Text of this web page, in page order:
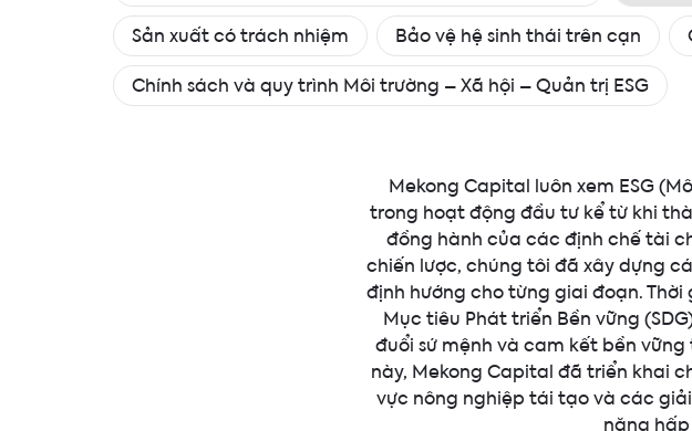
Sản xuất có trách nhiệm
Bảo vệ hệ sinh thái trên cạn
Chính sách và quy trình Môi trường – Xã hội – Quản trị ESG
Mekong Capital luôn xem ESG
trong hoạt động đầu tư kể từ khi
đồng hành của các định chế tài
chiến lược, chúng tôi đã xây dựng
định hướng cho từng giai đoạn.
Mục tiêu Phát triển Bền vững
đuổi sứ mệnh và cam kết bền
này, Mekong Capital đã triển khai
vực nông nghiệp tái tạo và các
năng